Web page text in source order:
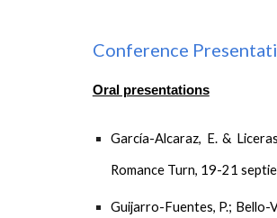
Conference
Oral presentations
García-Alcaraz, E.&
Romance Turn, 19-21
Guijarro-Fuentes, P.; Bello-